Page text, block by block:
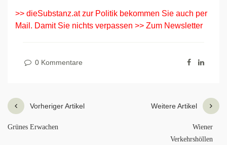
>> dieSubstanz.at zur Politik bekommen Sie auch per
Mail. Damit Sie nichts verpassen >> Zum Newsletter
0 Kommentare
Vorheriger Artikel
Grünes Erwachen
Weitere Artikel
Wiener
Verkehrshöllen